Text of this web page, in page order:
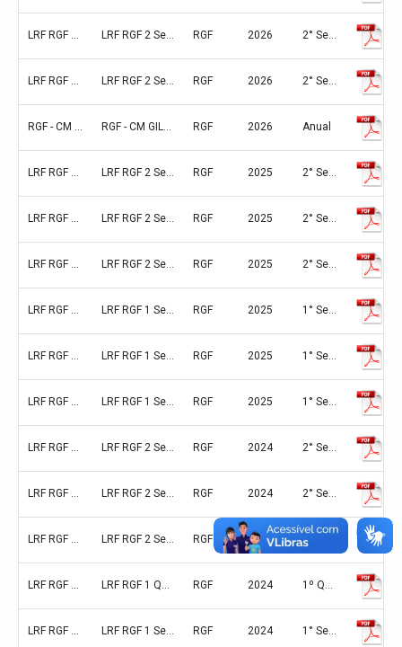
LRF RGF 2 Semestre 2025 ANEXO 05 DISPONIBILIDADE LRF RGF 2 Semestre 2025 ANEXO 05 DISPONIBILIDADE RGF 2026 2° Semestre (Julho/Agosto/Setembro/Outubro/Novembro/Dezembro)
LRF RGF 2 Semestre 2025 ANEXO 06 SIMPLIFICADO LRF RGF 2 Semestre 2025 ANEXO 06 SIMPLIFICADO RGF 2026 2° Semestre (Julho/Agosto/Setembro/Outubro/Novembro/Dezembro)
RGF - CM GILBUES - LEI DE RESPONSABILIDADE FISCAL - COMPLETA - ANEXO 2025 RGF - CM GILBUES - LEI DE RESPONSABILIDADE FISCAL - COMPLETA - ANEXO 2025 RGF 2026 Anual
LRF RGF 2 Semestre 2024 ANEXO 01 PESSOAL LRF RGF 2 Semestre 2024 ANEXO 01 PESSOAL RGF 2025 2° Semestre (Julho/Agosto/Setembro/Outubro/Novembro/Dezembro)
LRF RGF 2 Semestre 2024 ANEXO 05 DISPONIBILIDADE LRF RGF 2 Semestre 2024 ANEXO 05 DISPONIBILIDADE RGF 2025 2° Semestre (Julho/Agosto/Setembro/Outubro/Novembro/Dezembro)
LRF RGF 2 Semestre 2024 ANEXO 06 SIMPLIFICADO LRF RGF 2 Semestre 2024 ANEXO 06 SIMPLIFICADO RGF 2025 2° Semestre (Julho/Agosto/Setembro/Outubro/Novembro/Dezembro)
LRF RGF 1 Semestre 2025 ANEXO 01 PESSOAL LRF RGF 1 Semestre 2025 ANEXO 01 PESSOAL RGF 2025 1° Semestre (Janeiro/Fevereiro/Março/Abril/Maio/Junho)
LRF RGF 1 Semestre 2025 ANEXO 05 DISPONIBILIDADE LRF RGF 1 Semestre 2025 ANEXO 05 DISPONIBILIDADE RGF 2025 1° Semestre (Janeiro/Fevereiro/Março/Abril/Maio/Junho)
LRF RGF 1 Semestre 2025 ANEXO 06 SIMPLIFICADO LRF RGF 1 Semestre 2025 ANEXO 06 SIMPLIFICADO RGF 2025 1° Semestre (Janeiro/Fevereiro/Março/Abril/Maio/Junho)
LRF RGF 2 Semestre 2023 ANEXO 01 PESSOAL LRF RGF 2 Semestre 2023 ANEXO 01 PESSOAL RGF 2024 2° Semestre (Julho/Agosto/Setembro/Outubro/Novembro/Dezembro)
LRF RGF 2 Semestre 2023 ANEXO 05 DISPONIBILIDADE LRF RGF 2 Semestre 2023 ANEXO 05 DISPONIBILIDADE RGF 2024 2° Semestre (Julho/Agosto/Setembro/Outubro/Novembro/Dezembro)
LRF RGF 2 Semestre 2023 ANEXO 06 SIMPLIFICADO LRF RGF 2 Semestre 2023 ANEXO 06 SIMPLIFICADO RGF 2024
LRF RGF 1 Quadrimestre 2024 ANEXO 01 PESSOAL LRF RGF 1 Quadrimestre 2024 ANEXO 01 PESSOAL RGF 2024 1º Quadrimestre (Janeiro, Fevereiro, Março, Abril)
LRF RGF 1 Semestre 2024 ANEXO 01 PESSOAL LRF RGF 1 Semestre 2024 ANEXO 01 PESSOAL RGF 2024 1° Semestre (Janeiro/Fevereiro/Março/Abril/Maio/Junho)